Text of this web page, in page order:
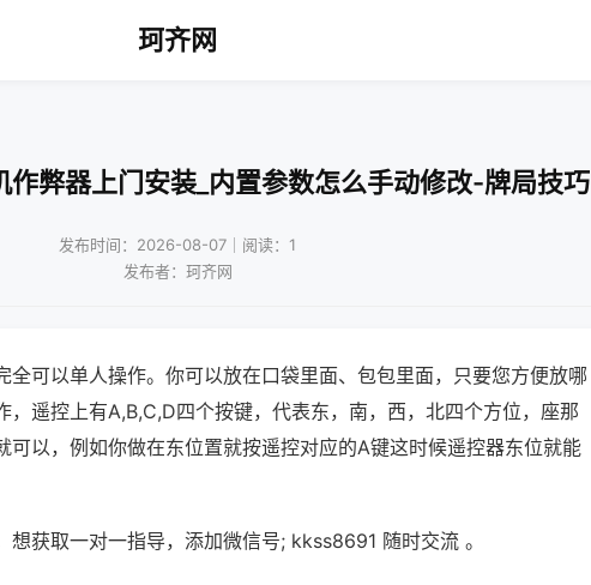
珂齐网
作弊器上门安装_内置参数怎么手动修改-牌局技巧
发布时间：2026-08-07｜阅读：1
发布者：珂齐网
全可以单人操作。你可以放在口袋里面、包包里面，只要您方便放哪
，遥控上有A,B,C,D四个按键，代表东，南，西，北四个方位，座那
可以，例如你做在东位置就按遥控对应的A键这时候遥控器东位就能
获取一对一指导，添加微信号; kkss8691 随时交流 。